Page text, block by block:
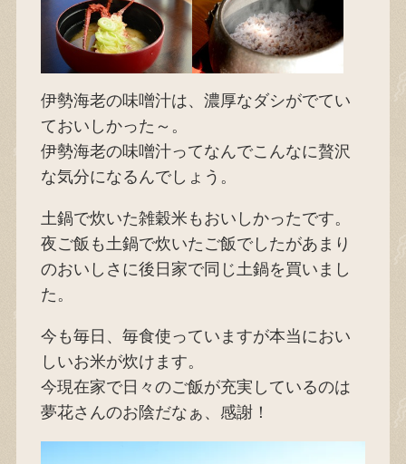
伊勢海老の味噌汁は、濃厚なダシがでてい
ておいしかった～。
伊勢海老の味噌汁ってなんでこんなに贅沢
な気分になるんでしょう。
土鍋で炊いた雑穀米もおいしかったです。
夜ご飯も土鍋で炊いたご飯でしたがあまり
のおいしさに後日家で同じ土鍋を買いまし
た。
今も毎日、毎食使っていますが本当におい
しいお米が炊けます。
今現在家で日々のご飯が充実しているのは
夢花さんのお陰だなぁ、感謝！